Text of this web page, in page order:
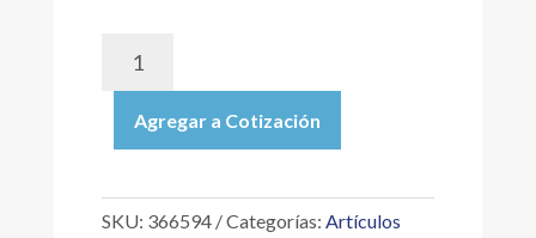
CONTACT-
ACTIVATED,
ABUNDANTE,
Agregar a Cotización
SKU: 366594 Categorías: Artículos